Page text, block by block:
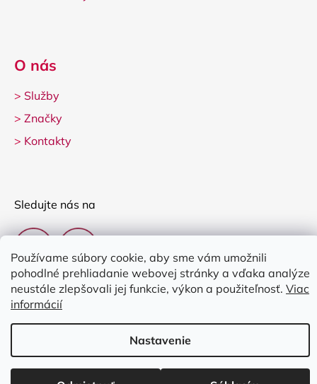
Používame súbory cookie, aby sme vám umožnili
pohodlné prehliadanie webovej stránky a vďaka analýze
neustále zlepšovali jej funkcie, výkon a použiteľnosť. Viac
informácií
Nastavenie
O nás
> Služby
> Značky
> Kontakty
Sledujte nás na